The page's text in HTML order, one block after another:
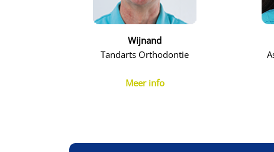
Wijnand
Tandarts Orthodontie
Meer info